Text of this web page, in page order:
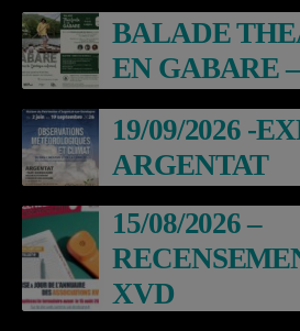
BALADE
EN GABARE
19/09/2026 -
ARGENTAT
15/08/2026 –
XVD